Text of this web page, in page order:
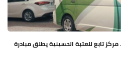
تابع للعتبة الحسينية يطلق مبادرة